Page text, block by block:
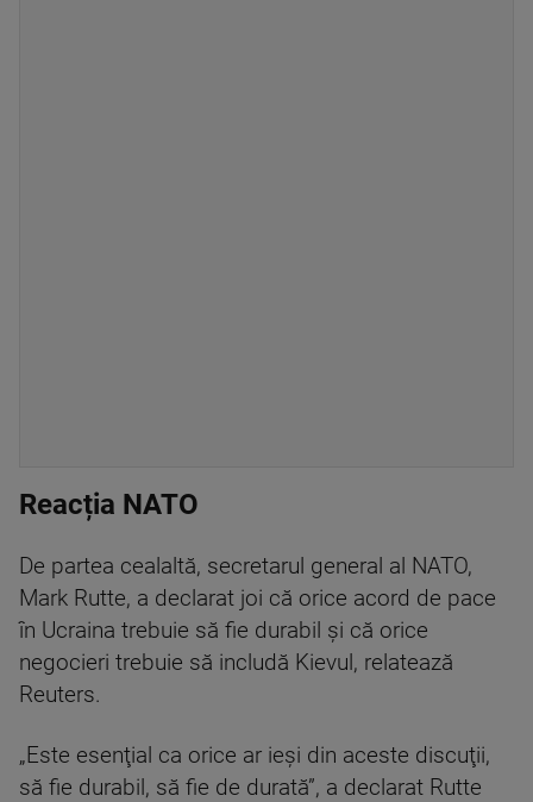
Reacția NATO
De partea cealaltă, secretarul general al NATO,
Mark Rutte, a declarat joi că orice acord de pace
în Ucraina trebuie să fie durabil şi că orice
negocieri trebuie să includă Kievul, relatează
Reuters.
„Este esenţial ca orice ar ieşi din aceste discuţii,
să fie durabil, să fie de durată”, a declarat Rutte